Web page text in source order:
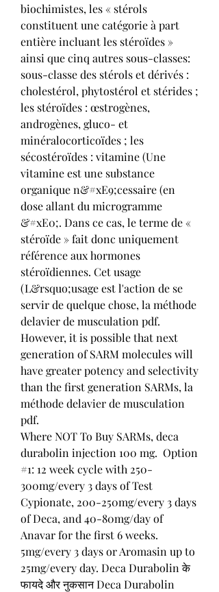
biochimistes, les « stérols
constituent une catégorie à part
entière incluant les stéroïdes »
ainsi que cinq autres sous-classes:
sous-classe des stérols et dérivés :
cholestérol, phytostérol et stérides ;
les stéroïdes : œstrogènes,
androgènes, gluco- et
minéralocorticoïdes ; les
sécostéroïdes : vitamine (Une
vitamine est une substance
organique n&#xE9;cessaire (en
dose allant du microgramme
&#xE0;. Dans ce cas, le terme de «
stéroïde » fait donc uniquement
référence aux hormones
stéroïdiennes. Cet usage
(L&rsquo;usage est l'action de se
servir de quelque chose, la méthode
delavier de musculation pdf.
However, it is possible that next
generation of SARM molecules will
have greater potency and selectivity
than the first generation SARMs, la
méthode delavier de musculation
pdf.
Where NOT To Buy SARMs, deca
durabolin injection 100 mg.  Option
#1: 12 week cycle with 250-
300mg/every 3 days of Test
Cypionate, 200-250mg/every 3 days
of Deca, and 40-80mg/day of
Anavar for the first 6 weeks.
5mg/every 3 days or Aromasin up to
25mg/every day. Deca Durabolin के
फायदे और नुकसान Deca Durabolin